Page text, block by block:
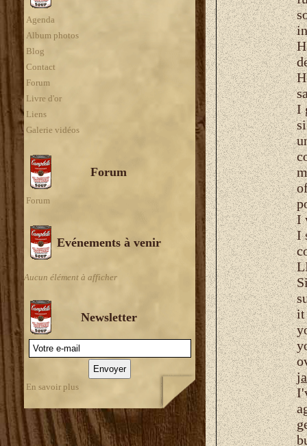
Agenda
Album photos
Blog
Contact
Forum
Livre d'or
Liens
Galerie vidéos
Forum
Forum
Evénements à venir
Aucun élément à afficher
Newsletter
En savoir plus
I
I
I
it